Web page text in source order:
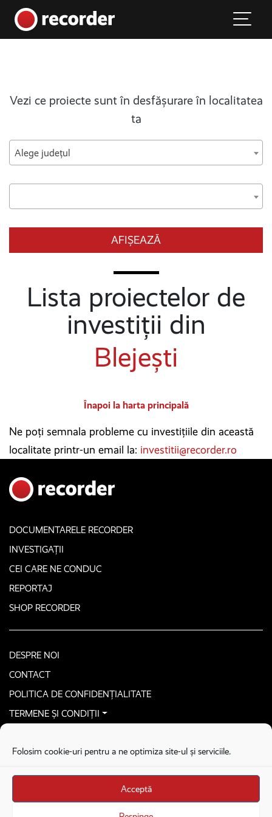
Folosim cookie-uri pentru a ne optimiza site-ul și serviciile.
Acceptă
Main Navigation
Vezi ce proiecte sunt în desfășurare în localitatea
ta
Alege județul
AFIȘEAZĂ
Lista proiectelor de
investiții din
Blejești
Înapoi la harta principală
Ne poți semnala probleme cu investițiile din această
localitate printr-un email la: investitii@recorder.ro
DOCUMENTARELE RECORDER
INVESTIGAȚII
CEI CARE NE CONDUC
REPORTAJ
SHOP RECORDER
DESPRE NOI
CONTACT
POLITICA DE CONFIDENȚIALITATE
TERMENE ȘI CONDIȚII
Stega creative
Brandul Recorder e operat de Asociația Recorder Community, sub licența SC